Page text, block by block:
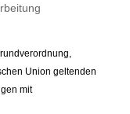
Union geltenden
mit